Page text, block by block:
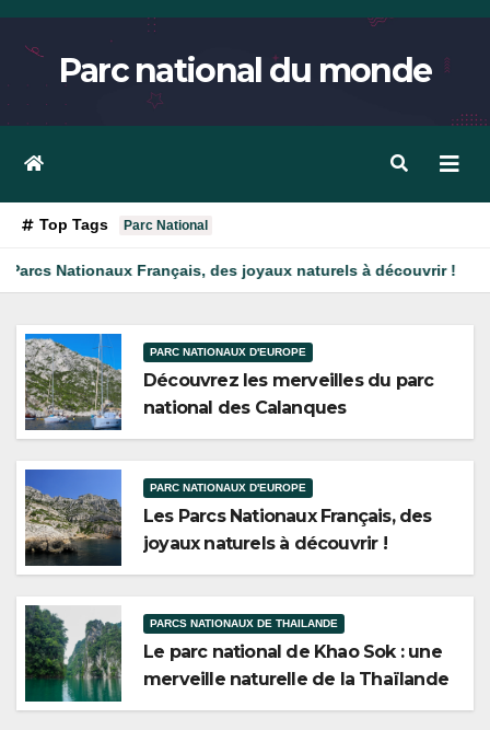
Skip
content
Parc national du monde
Top Tags Parc National
Français, des joyaux naturels à découvrir ! Le parc
PARC NATIONAUX D'EUROPE
Découvrez les merveilles du parc
national des Calanques
PARC NATIONAUX D'EUROPE
Les Parcs Nationaux Français, des
joyaux naturels à découvrir !
PARCS NATIONAUX DE THAILANDE
Le parc national de Khao Sok : une
merveille naturelle de la Thaïlande